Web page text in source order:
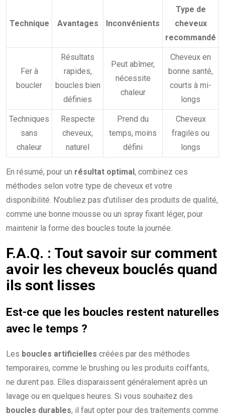
Technique Avantages Inconvénients
Type de
cheveux
recommandé
Fer à
boucler
Résultats
rapides,
boucles bien
définies
Peut abîmer,
nécessite
chaleur
Cheveux en
bonne santé,
courts à mi-
longs
Techniques
sans
chaleur
Respecte
cheveux,
naturel
Prend du
temps, moins
défini
Cheveux
fragiles ou
longs
En résumé, pour un résultat optimal, combinez ces
méthodes selon votre type de cheveux et votre
disponibilité. N’oubliez pas d’utiliser des produits de qualité,
comme une bonne mousse ou un spray fixant léger, pour
maintenir la forme des boucles toute la journée.
F.A.Q. : Tout savoir sur comment
avoir les cheveux bouclés quand
ils sont lisses
Est-ce que les boucles restent naturelles
avec le temps ?
Les boucles artificielles créées par des méthodes
temporaires, comme le brushing ou les produits coiffants,
ne durent pas. Elles disparaissent généralement après un
lavage ou en quelques heures. Si vous souhaitez des
boucles durables, il faut opter pour des traitements comme